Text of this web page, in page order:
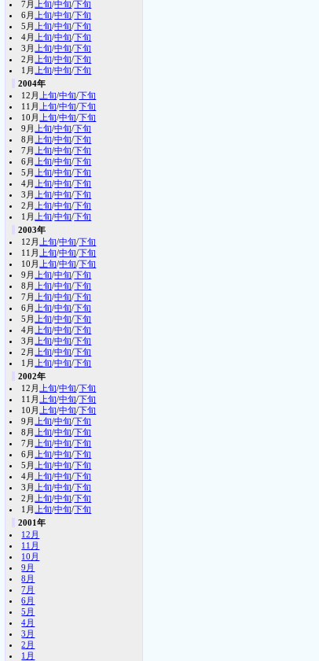
7月 上旬/中旬/下旬
6月 上旬/中旬/下旬
5月 上旬/中旬/下旬
4月 上旬/中旬/下旬
3月 上旬/中旬/下旬
2月 上旬/中旬/下旬
1月 上旬/中旬/下旬
2004年
12月 上旬/中旬/下旬
11月 上旬/中旬/下旬
10月 上旬/中旬/下旬
9月 上旬/中旬/下旬
8月 上旬/中旬/下旬
7月 上旬/中旬/下旬
6月 上旬/中旬/下旬
5月 上旬/中旬/下旬
4月 上旬/中旬/下旬
3月 上旬/中旬/下旬
2月 上旬/中旬/下旬
1月 上旬/中旬/下旬
2003年
12月 上旬/中旬/下旬
11月 上旬/中旬/下旬
10月 上旬/中旬/下旬
9月 上旬/中旬/下旬
8月 上旬/中旬/下旬
7月 上旬/中旬/下旬
6月 上旬/中旬/下旬
5月 上旬/中旬/下旬
4月 上旬/中旬/下旬
3月 上旬/中旬/下旬
2月 上旬/中旬/下旬
1月 上旬/中旬/下旬
2002年
12月 上旬/中旬/下旬
11月 上旬/中旬/下旬
10月 上旬/中旬/下旬
9月 上旬/中旬/下旬
8月 上旬/中旬/下旬
7月 上旬/中旬/下旬
6月 上旬/中旬/下旬
5月 上旬/中旬/下旬
4月 上旬/中旬/下旬
3月 上旬/中旬/下旬
2月 上旬/中旬/下旬
1月 上旬/中旬/下旬
2001年
12月
11月
10月
9月
8月
7月
6月
5月
4月
3月
2月
1月